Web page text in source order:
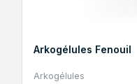
Arkogélules Fenouil
Arkogélules